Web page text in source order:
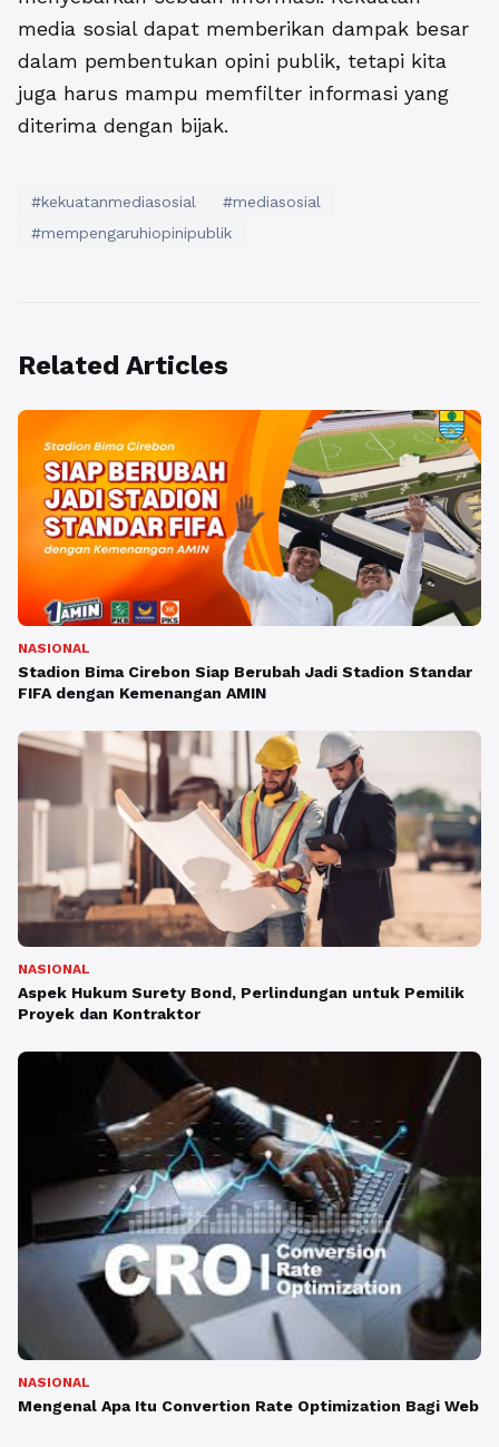
media sosial dapat memberikan dampak besar
dalam pembentukan opini publik, tetapi kita
juga harus mampu memfilter informasi yang
diterima dengan bijak.
#kekuatanmediasosial
#mediasosial
#mempengaruhiopinipublik
Related Articles
NASIONAL
Stadion Bima Cirebon Siap Berubah Jadi Stadion Standar
FIFA dengan Kemenangan AMIN
NASIONAL
Aspek Hukum Surety Bond, Perlindungan untuk Pemilik
Proyek dan Kontraktor
NASIONAL
Mengenal Apa Itu Convertion Rate Optimization Bagi Web